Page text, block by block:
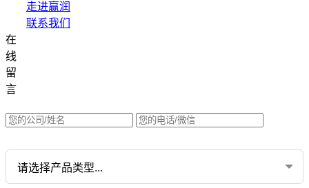
走进赢润
联系我们
在
线
留
言